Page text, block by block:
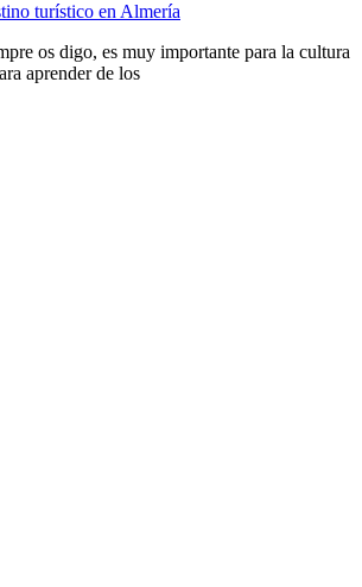
turístico en Almería
os digo, es muy importante para la cultura
aprender de los